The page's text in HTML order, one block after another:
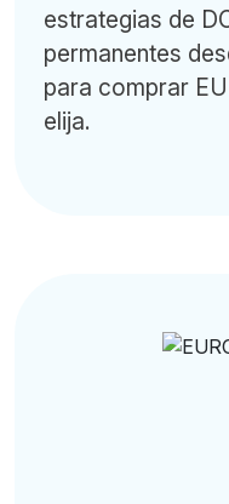
estrategias de
permanentes
para comprar
elija.